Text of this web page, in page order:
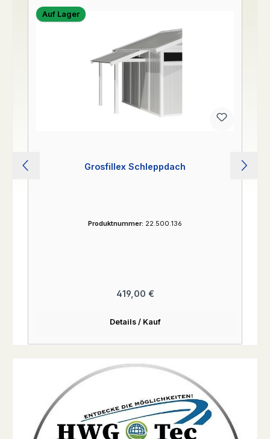
Auf Lager
Grosfillex Schleppdach
Produktnummer: 22.500.136
Regulärer Preis:
419,00 €
Details / Kauf